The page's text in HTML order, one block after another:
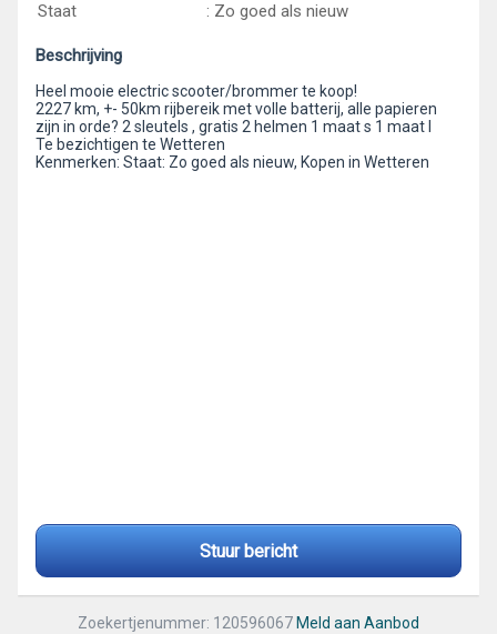
Staat
: Zo goed als nieuw
Beschrijving
Heel mooie electric scooter/brommer te koop!
2227 km, +- 50km rijbereik met volle batterij, alle papieren
zijn in orde? 2 sleutels , gratis 2 helmen 1 maat s 1 maat l
Te bezichtigen te Wetteren
Kenmerken: Staat: Zo goed als nieuw, Kopen in Wetteren
Stuur bericht
Zoekertjenummer: 120596067 Meld aan Aanbod